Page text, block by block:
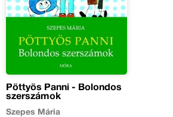
Pöttyös Panni - Bolondos
szerszámok
Szepes Mária